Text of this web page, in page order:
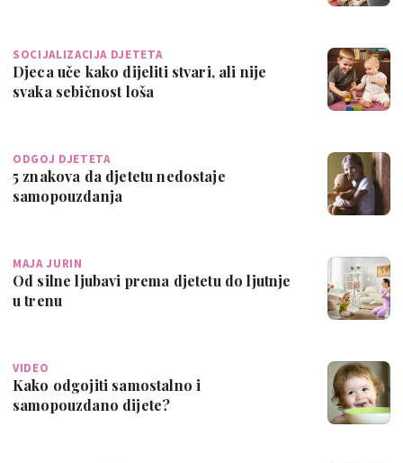
SOCIJALIZACIJA DJETETA
Djeca uče kako dijeliti stvari, ali nije
svaka sebičnost loša
ODGOJ DJETETA
5 znakova da djetetu nedostaje
samopouzdanja
MAJA JURIN
Od silne ljubavi prema djetetu do ljutnje
u trenu
VIDEO
Kako odgojiti samostalno i
samopouzdano dijete?